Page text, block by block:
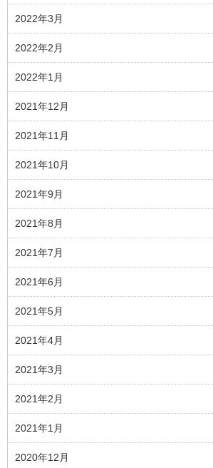
2022年3月
2022年2月
2022年1月
2021年12月
2021年11月
2021年10月
2021年9月
2021年8月
2021年7月
2021年6月
2021年5月
2021年4月
2021年3月
2021年2月
2021年1月
2020年12月